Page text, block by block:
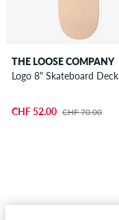
THE LOOSE COMPANY
Logo 8" Skateboard Deck
CHF 52.00 CHF 70.00